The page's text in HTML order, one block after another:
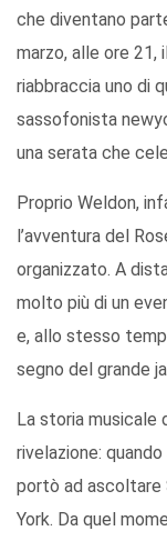
che diventano
marzo, alle ore
riabbraccia uno di
sassofonista
una serata che
Proprio Weldon,
l’avventura del
organizzato. A
molto più di un
e, allo stesso
segno del grande
La storia musicale
rivelazione:
portò ad ascoltare
York. Da quel